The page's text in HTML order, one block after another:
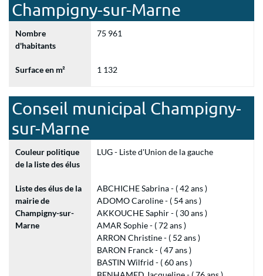
Champigny-sur-Marne
Nombre
d'habitants
75 961
Surface en m² 1 132
Conseil municipal Champigny-
sur-Marne
Couleur politique
de la liste des élus
LUG - Liste d'Union de la gauche
Liste des élus de la
mairie de
Champigny-sur-
Marne
ABCHICHE Sabrina - ( 42 ans )
ADOMO Caroline - ( 54 ans )
AKKOUCHE Saphir - ( 30 ans )
AMAR Sophie - ( 72 ans )
ARRON Christine - ( 52 ans )
BARON Franck - ( 47 ans )
BASTIN Wilfrid - ( 60 ans )